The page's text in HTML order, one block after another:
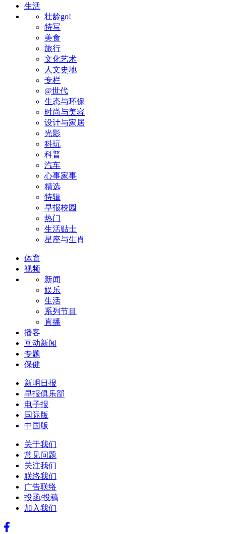
生活
壮龄go!
特写
美食
旅行
文化艺术
人文史地
专栏
@世代
生态与环保
时尚与美容
设计与家居
光影
科玩
科普
汽车
心事家事
精选
特辑
早报校园
热门
生活贴士
星座与生肖
体育
视频
新闻
娱乐
生活
系列节目
直播
播客
互动新闻
专题
保健
新明日报
早报俱乐部
电子报
国际版
中国版
关于我们
常见问题
关注我们
联络我们
广告联络
投函/投稿
加入我们